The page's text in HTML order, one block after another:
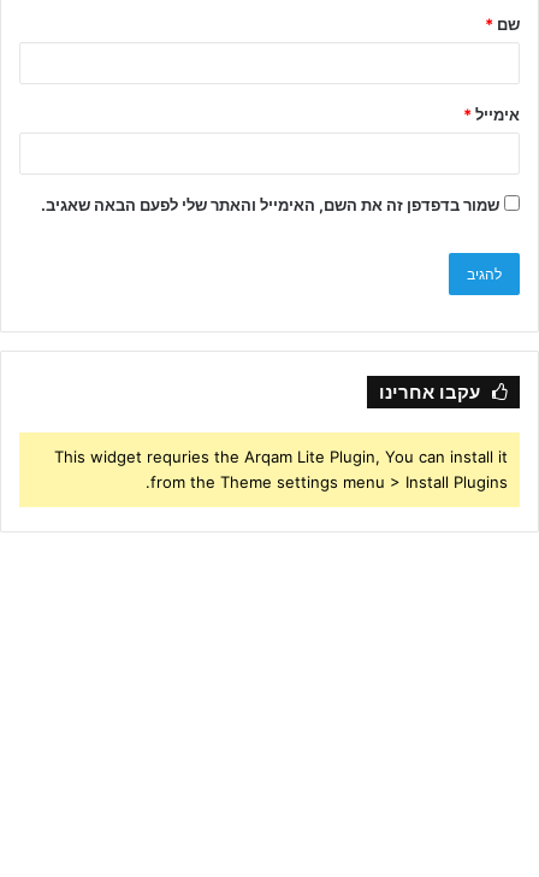
שם *
אימייל*
שמור בדפדפן זה את השם, האימייל והאתר שלי לפעם הבאה שאגיב.
עקבו אחרינו
This widget requries the Arqam Lite Plugin, You can install it
from the Theme settings menu > Install Plugins.